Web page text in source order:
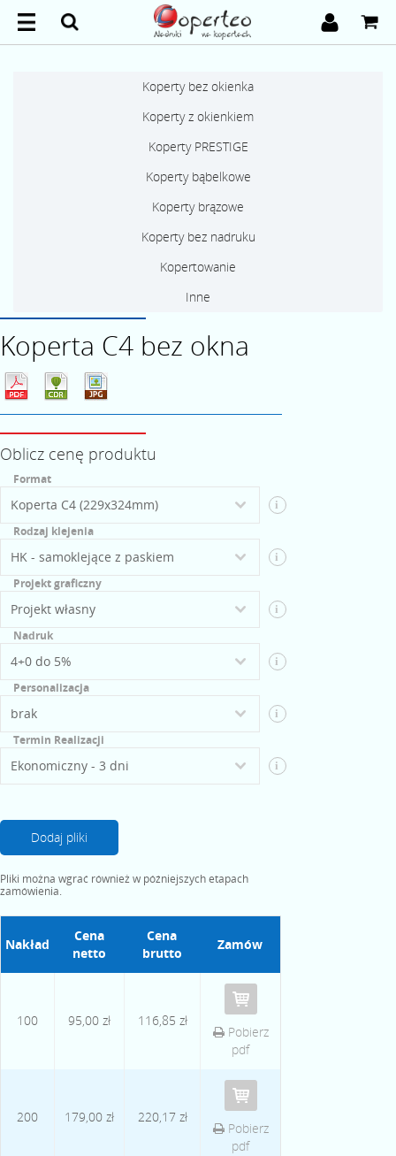
Koperty bez okienka
Koperty z okienkiem
Koperty PRESTIGE
Koperty bąbelkowe
Koperty brązowe
Koperty bez nadruku
Kopertowanie
Inne
Koperta C4 bez okna
Oblicz cenę produktu
Format
i
Rodzaj klejenia
i
Projekt graficzny
i
Nadruk
i
Personalizacja
i
Termin Realizacji
i
Dodaj pliki
Pliki można wgrać również w późniejszych etapach
zamówienia.
Nakład
Cena
netto
Cena
brutto
Zamów
100 95,00 zł 116,85 zł
Pobierz
pdf
200 179,00 zł 220,17 zł
Pobierz
pdf